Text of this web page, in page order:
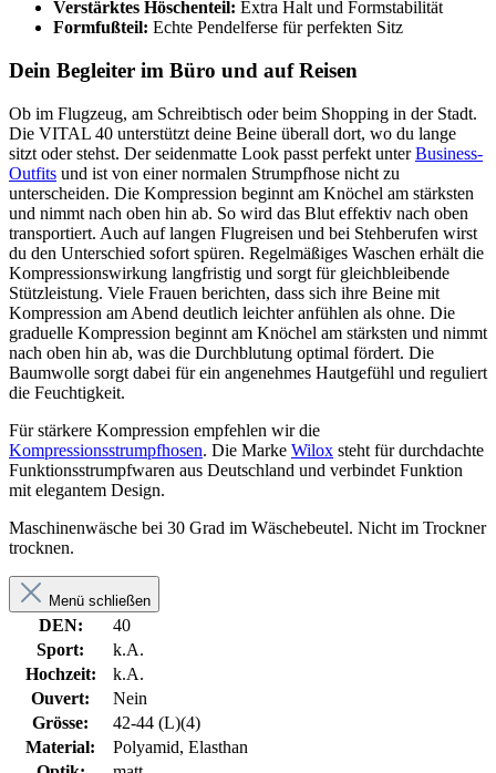
Verstärktes Höschenteil: Extra Halt und Formstabilität
Formfußteil: Echte Pendelferse für perfekten Sitz
Dein Begleiter im Büro und auf Reisen
Ob im Flugzeug, am Schreibtisch oder beim Shopping in der Stadt.
Die VITAL 40 unterstützt deine Beine überall dort, wo du lange
sitzt oder stehst. Der seidenmatte Look passt perfekt unterBusiness-
Outfits und ist von einer normalen Strumpfhose nicht zu
unterscheiden. Die Kompression beginnt am Knöchel am stärksten
und nimmt nach oben hin ab. So wird das Blut effektiv nach oben
transportiert. Auch auf langen Flugreisen und bei Stehberufen wirst
du den Unterschied sofort spüren. Regelmäßiges Waschen erhält die
Kompressionswirkung langfristig und sorgt für gleichbleibende
Stützleistung. Viele Frauen berichten, dass sich ihre Beine mit
Kompression am Abend deutlich leichter anfühlen als ohne. Die
graduelle Kompression beginnt am Knöchel am stärksten und nimmt
nach oben hin ab, was die Durchblutung optimal fördert. Die
Baumwolle sorgt dabei für ein angenehmes Hautgefühl und reguliert
die Feuchtigkeit.
Für stärkere Kompression empfehlen wir die
Kompressionsstrumpfhosen. Die Marke Wilox steht für durchdachte
Funktionsstrumpfwaren aus Deutschland und verbindet Funktion
mit elegantem Design.
Maschinenwäsche bei 30 Grad im Wäschebeutel. Nicht im Trockner
trocknen.
Menü schließen
DEN:
40
Sport:
k.A.
Hochzeit:
k.A.
Ouvert:
Nein
Grösse:
42-44 (L)(4)
Material:
Polyamid, Elasthan